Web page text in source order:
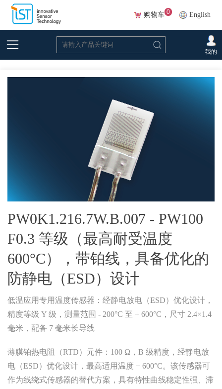
English
购物车 0
我的
首页 >温度传感器 > 铂 >PW0K1.216.7W.B.007 - PW100 F0.3
PW0K1.216.7W.B.007 - PW100
F0.3 等级（最高耐受温度
600°C），带铂线，具备优化的
防静电（ESD）设计
低温应用专用温度传感器：经静电放电（ESD）优化设计，
精度等级 Y 级，测量范围 - 200°C 至 + 600°C，尺寸 2.4×1.4
毫米，配备 7 毫米长导线
薄膜铂热电阻（RTD）元件：100 Ω，B 级精度，经静电放
电（ESD）优化设计，最高适用温度 + 600°C。该传感器可
作为线绕式传感器的替代方案，具有特性曲线稳定性强、滞